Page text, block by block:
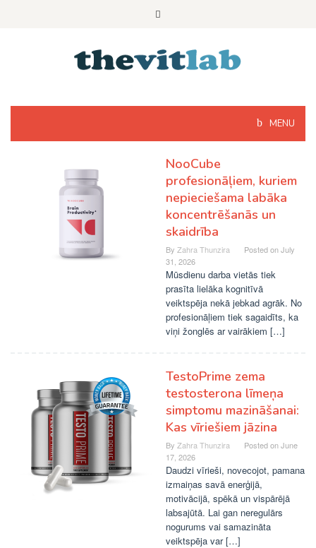
MENU
NooCube
profesionāļiem, kuriem
nepieciešama labāka
koncentrēšanās un
skaidrība
By Zahra Thunzira Posted onJuly
31, 2026
Mūsdienu darba vietās tiek
prasīta lielāka kognitīvā
veiktspēja nekā jebkad agrāk. No
profesionāļiem tiek sagaidīts, ka
viņi žonglēs ar vairākiem […]
TestoPrime zema
testosterona līmeņa
simptomu mazināšanai:
Kas vīriešiem jāzina
By Zahra Thunzira Posted onJune
17, 2026
Daudzi vīrieši, novecojot, pamana
izmaiņas savā enerģijā,
motivācijā, spēkā un vispārējā
labsajūtā. Lai gan neregulārs
nogurums vai samazināta
veiktspēja var […]